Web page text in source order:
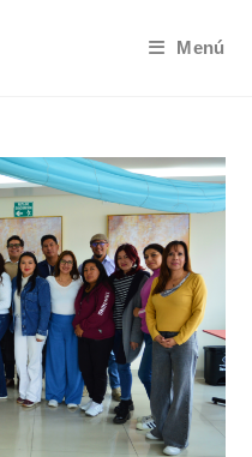
Menú